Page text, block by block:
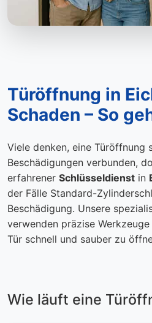
Türöffnung in
Schaden – So
Viele denken, eine Türöffnung
Beschädigungen verbunden,
erfahrener Schlüsseldienst in
der Fälle Standard-
Beschädigung. Unsere
verwenden präzise
Tür schnell und sauber zu
Wie läuft eine